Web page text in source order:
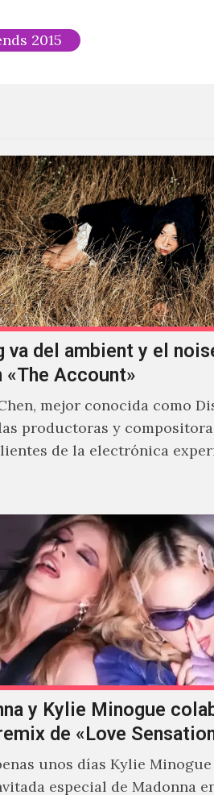
2015
va del ambient y el
«The Account»
mejor conocida como
productoras y
de la electrónica
y Kylie Minogue
de «Love
unos días Kylie
especial de Madonna